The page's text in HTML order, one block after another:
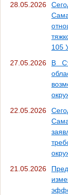
28.05.2026
105
27.05.2026
В
22.05.2026
21.05.2026